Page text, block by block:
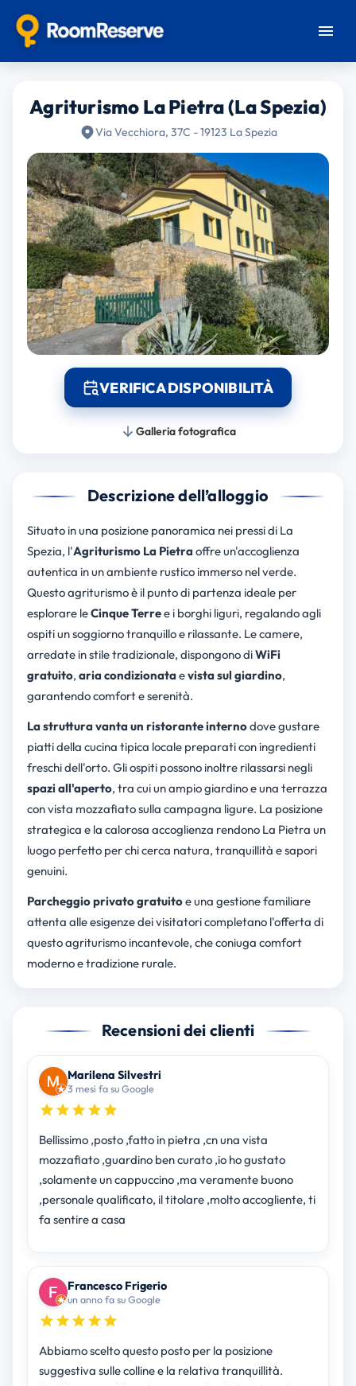
Agriturismo La Pietra (La Spezia)
Via Vecchiora, 37C - 19123 La Spezia
VERIFICA DISPONIBILITÀ
Galleria fotografica
Descrizione dell’alloggio
Situato in una posizione panoramica nei pressi di La
Spezia, l'Agriturismo La Pietraoffre un'accoglienza
autentica in un ambiente rustico immerso nel verde.
Questo agriturismo è il punto di partenza ideale per
esplorare leCinque Terree i borghi liguri, regalando agli
ospiti un soggiorno tranquillo e rilassante. Le camere,
arredate in stile tradizionale, dispongono diWiFi
gratuito, aria condizionataevista sul giardino,
garantendo comfort e serenità.
La struttura vanta un ristorante internodove gustare
piatti della cucina tipica locale preparati con ingredienti
freschi dell'orto. Gli ospiti possono inoltre rilassarsi negli
spazi all'aperto, tra cui un ampio giardino e una terrazza
con vista mozzafiato sulla campagna ligure. La posizione
strategica e la calorosa accoglienza rendono La Pietra un
luogo perfetto per chi cerca natura, tranquillità e sapori
genuini.
Parcheggio privato gratuitoe una gestione familiare
attenta alle esigenze dei visitatori completano l'offerta di
questo agriturismo incantevole, che coniuga comfort
moderno e tradizione rurale.
Recensioni dei clienti
Marilena Silvestri
3 mesi fa su Google
Bellissimo ,posto ,fatto in pietra ,cn una vista
mozzafiato ,guardino ben curato ,io ho gustato
,solamente un cappuccino ,ma veramente buono
,personale qualificato, il titolare ,molto accogliente, ti
fa sentire a casa
Francesco Frigerio
un anno fa su Google
Abbiamo scelto questo posto per la posizione
suggestiva sulle colline e la relativa tranquillità.